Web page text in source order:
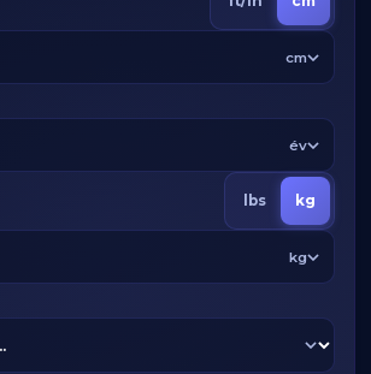
cm
év
lbs kg
kg